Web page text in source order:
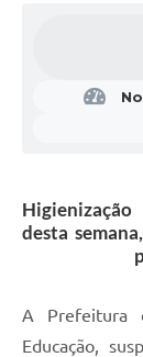
desta
A Prefeitura
Educação,